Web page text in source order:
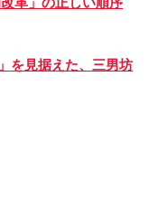
を見据えた、三男坊